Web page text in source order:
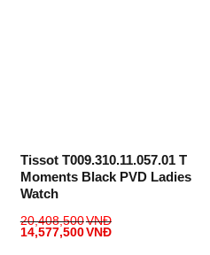
Tissot T009.310.11.057.01 T
Moments Black PVD Ladies
Watch
20,408,500VNĐ
14,577,500VNĐ